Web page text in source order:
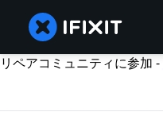
リペアコミュニティに参加 -